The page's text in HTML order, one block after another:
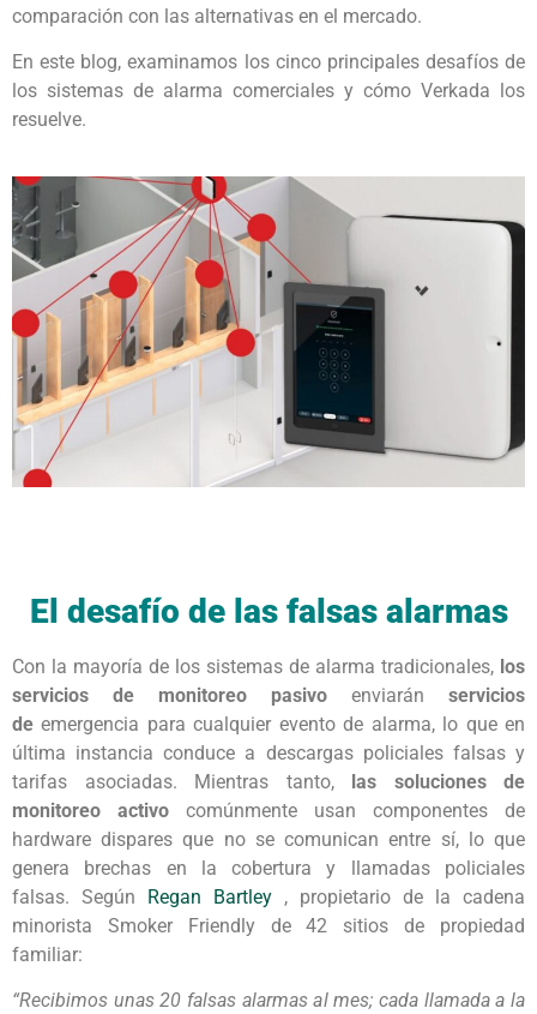
comparación con las alternativas en el mercado.
En este blog, examinamos los cinco principales desafíos de
los sistemas de alarma comerciales y cómo Verkada los
resuelve.
El desafío de las falsas alarmas
Con la mayoría de los sistemas de alarma tradicionales, los
servicios de monitoreo pasivo enviarán servicios
de emergencia para cualquier evento de alarma, lo que en
última instancia conduce a descargas policiales falsas y
tarifas asociadas. Mientras tanto, las soluciones de
monitoreo activo comúnmente usan componentes de
hardware dispares que no se comunican entre sí, lo que
genera brechas en la cobertura y llamadas policiales
falsas. Según Regan Bartley , propietario de la cadena
minorista Smoker Friendly de 42 sitios de propiedad
familiar:
“Recibimos unas 20 falsas alarmas al mes; cada llamada a la